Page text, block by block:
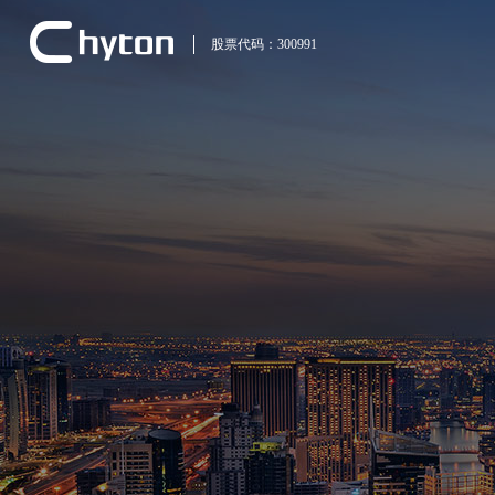
股票代码：300991